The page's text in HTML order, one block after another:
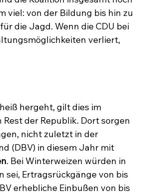
viel: von der Bildung bis hin zu
die Jagd. Wenn die CDU bei
verliert,
hergeht, gilt dies im
der Republik. Dort sorgen
nicht zuletzt in der
(DBV) in diesem Jahr mit
. Bei Winterweizen würden in
sei, Ertragsrückgänge von bis
erhebliche Einbußen von bis